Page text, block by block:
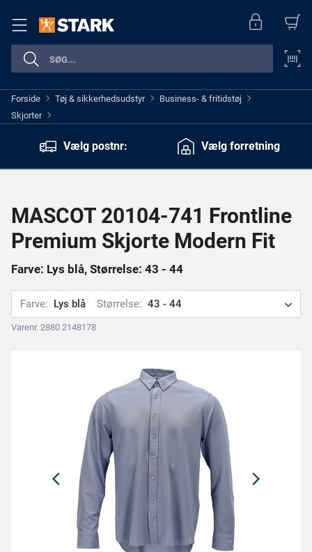
Forside > Tøj & sikkerhedsudstyr > Business- & fritidstøj >
Skjorter >
Vælg postnr:
Vælg forretning
MASCOT 20104-741 Frontline
Premium Skjorte Modern Fit
Farve: Lys blå, Størrelse: 43 - 44
Farve: Lys blå Størrelse: 43 - 44
Varenr. 2880 2148178